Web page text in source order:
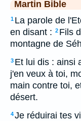
Martin Bible
1 La parole de
en disant : 2 Fils
montagne de
3 Et lui dis : ainsi
j'en veux à toi,
main contre toi,
désert.
4Je réduirai tes